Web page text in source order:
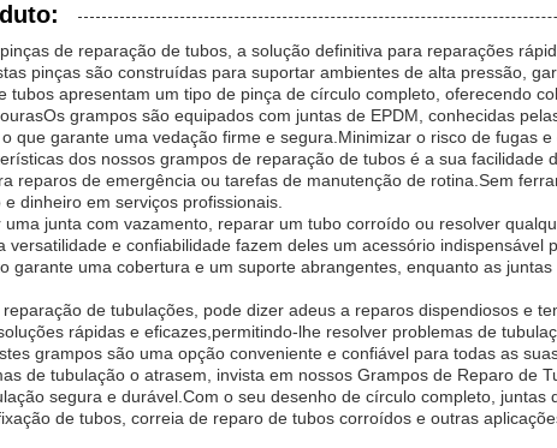
de reparação de tubos, a solução definitiva para reparações
pinças são construídas para suportar ambientes de alta pressão,
tubos apresentam um tipo de pinça de círculo completo, oferecendo
grampos são equipados com juntas de EPDM, conhecidas
que garante uma vedação firme e segura.Minimizar o risco de fugas
dos nossos grampos de reparação de tubos é a sua
reparos de emergência ou tarefas de manutenção de rotina.Sem
dinheiro em serviços profissionais.
junta com vazamento, reparar um tubo corroído ou resolver
versatilidade e confiabilidade fazem deles um acessório
garante uma cobertura e um suporte abrangentes, enquanto as
de tubulações, pode dizer adeus a reparos dispendiosos e
rápidas e eficazes,permitindo-lhe resolver problemas de
grampos são uma opção conveniente e confiável para todas as
de tubulação o atrasem, invista em nossos Grampos de Reparo de
segura e durável.Com o seu desenho de círculo completo,
de tubos, correia de reparo de tubos corroídos e outras